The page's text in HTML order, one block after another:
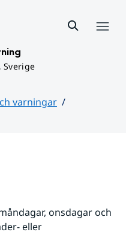
Sverige
varningar
onsdagar och
eller